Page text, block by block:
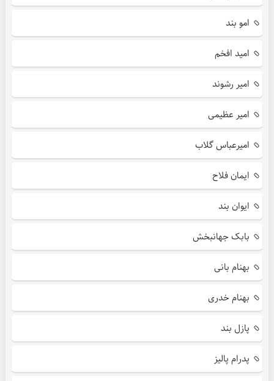
امو بند
امید افخم
امیر رشوند
امیر عظیمی
امیرعباس گلاب
ایمان فلاح
ایوان بند
بابک جهانبخش
بهنام بانی
بهنام خدری
پازل بند
پدرام پالیز